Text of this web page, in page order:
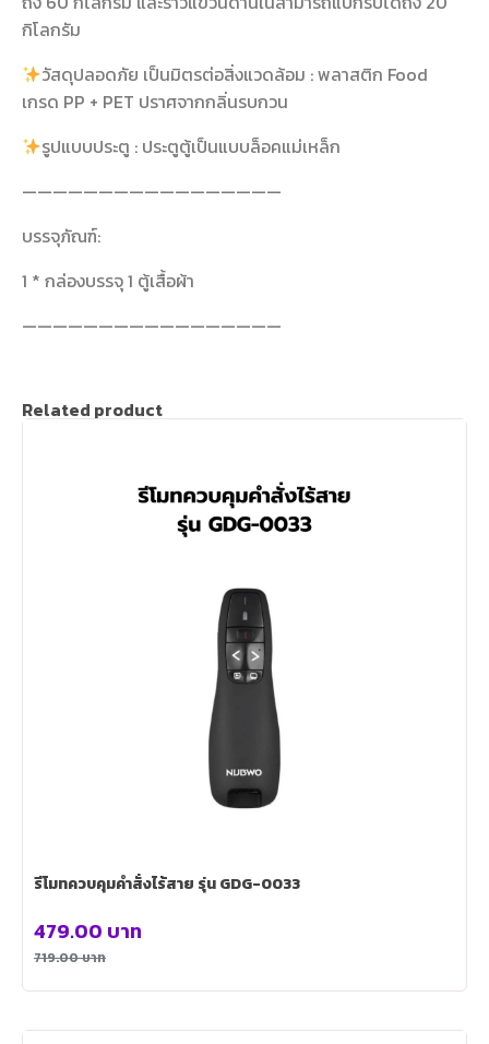
กิโลกรัม
วัสดุปลอดภัย เป็นมิตรต่อสิ่งแวดล้อม : พลาสติก Food
เกรด PP + PET ปราศจากกลิ่นรบกวน
รูปแบบประตู : ประตูตู้เป็นแบบล็อคแม่เหล็ก
—————————————————
บรรจุภัณฑ์:
1 * กล่องบรรจุ 1 ตู้เสื้อผ้า
—————————————————
Related product
รีโมทควบคุมคำสั่งไร้สาย รุ่น GDG-0033
719.00บาท
479.00 บาท